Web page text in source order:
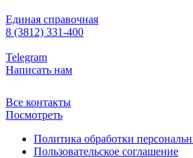
Единая справочная
8 (3812) 331-400
Telegram
Написать нам
Все контакты
Посмотреть
Политика обработки
Пользовательское соглашение